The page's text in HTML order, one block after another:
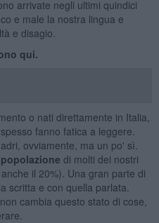
arrivate negli ultimi quindici
e male la nostra lingua e
e disagio.
qui.
o nati direttamente in Italia,
fanno fatica a leggere.
ovviamente, ma un po' sì.
di molti dei nostri
il 20%). Una gran parte di
scritta e con quella parlata.
cambia questo stato di cose,